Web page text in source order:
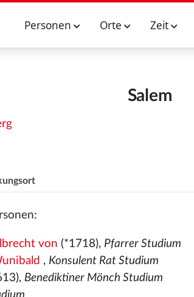
Personen Orte Zeit
Salem
von (*1718), Pfarrer Studium
, Konsulent Rat Studium
Benediktiner Mönch Studium